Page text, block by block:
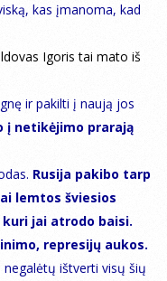
kas įmanoma, kad
Igoris tai mato iš
ir pakilti į naują jos
į netikėjimo prarają
Rusija pakibo tarp
lemtos šviesios
jai atrodo baisi.
represijų aukos.
negalėtų ištverti visų šių